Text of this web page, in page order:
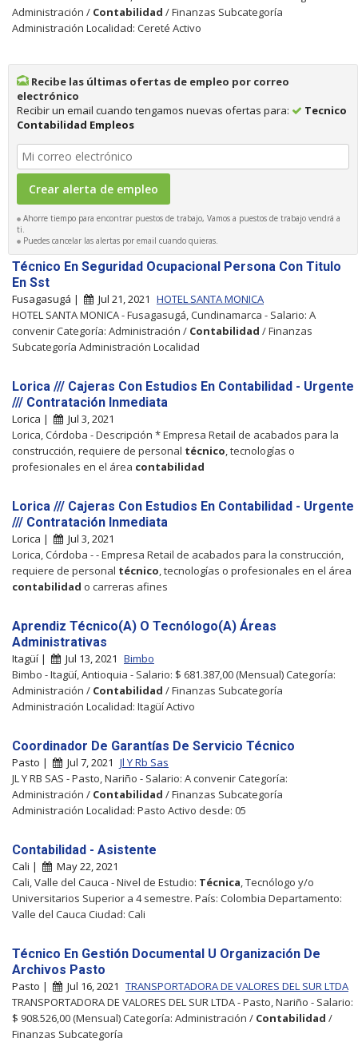
Administración / Contabilidad / Finanzas Subcategoría
Administración Localidad: Cereté Activo
Recibe las últimas ofertas de empleo por correo
electrónico
Recibir un email cuando tengamos nuevas ofertas para:
Tecnico
Contabilidad Empleos
Ahorre tiempo para encontrar puestos de trabajo, Vamos a puestos de trabajo vendrá a
ti.
Puedes cancelar las alertas por email cuando quieras.
Técnico En Seguridad Ocupacional Persona Con Titulo
En Sst
Fusagasugá | Jul 21, 2021 HOTEL SANTA MONICA
HOTEL SANTA MONICA - Fusagasugá, Cundinamarca - Salario: A
convenir Categoría: Administración / Contabilidad / Finanzas
Subcategoría Administración Localidad
Lorica /// Cajeras Con Estudios En Contabilidad - Urgente
/// Contratación Inmediata
Lorica |
Jul 3, 2021
Lorica, Córdoba - Descripción * Empresa Retail de acabados para la
construcción, requiere de personal técnico , tecnologías o
profesionales en el área contabilidad
Lorica /// Cajeras Con Estudios En Contabilidad - Urgente
/// Contratación Inmediata
Lorica |
Jul 3, 2021
Lorica, Córdoba - - Empresa Retail de acabados para la construcción,
requiere de personal técnico , tecnologías o profesionales en el área
contabilidad o carreras afines
Aprendiz Técnico(A) O Tecnólogo(A) Áreas
Administrativas
Itagüí | Jul 13, 2021 Bimbo
Bimbo - Itagüí, Antioquia - Salario: $ 681.387,00 (Mensual) Categoría:
Administración / Contabilidad / Finanzas Subcategoría
Administración Localidad: Itagüí Activo
Coordinador De Garantías De Servicio Técnico
Pasto | Jul 7, 2021 Jl Y Rb Sas
JL Y RB SAS - Pasto, Nariño - Salario: A convenir Categoría:
Administración / Contabilidad / Finanzas Subcategoría
Administración Localidad: Pasto Activo desde: 05
Contabilidad - Asistente
Cali |
May 22, 2021
Cali, Valle del Cauca - Nivel de Estudio: Técnica , Tecnólogo y/o
Universitarios Superior a 4 semestre. País: Colombia Departamento:
Valle del Cauca Ciudad: Cali
Técnico En Gestión Documental U Organización De
Archivos Pasto
Pasto | Jul 16, 2021 TRANSPORTADORA DE VALORES DEL SUR LTDA
TRANSPORTADORA DE VALORES DEL SUR LTDA - Pasto, Nariño - Salario:
$ 908.526,00 (Mensual) Categoría: Administración / Contabilidad /
Finanzas Subcategoría